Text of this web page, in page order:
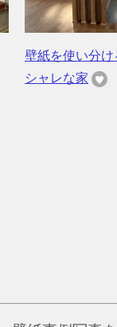
壁紙を使い分け
シャレな家